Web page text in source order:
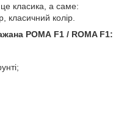
класика, а саме:
класичний колір.
РОМА F1 / ROMA F1: